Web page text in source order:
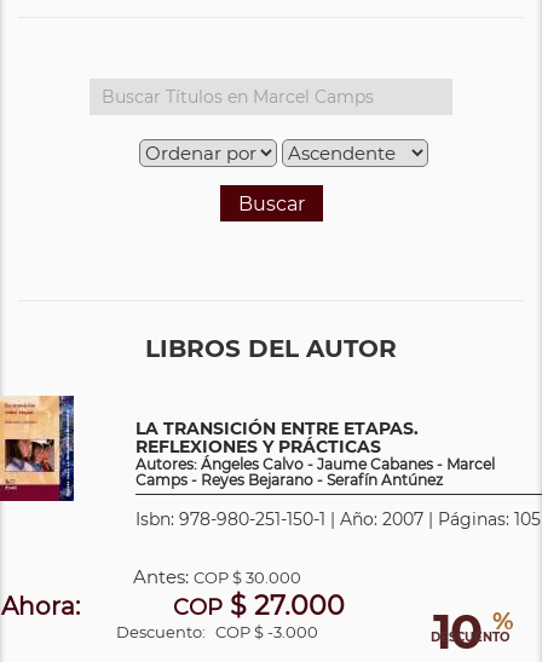
Buscar
LIBROS DEL AUTOR
LA TRANSICIÓN ENTRE ETAPAS.
REFLEXIONES Y PRÁCTICAS
Autores: Ángeles Calvo - Jaume Cabanes - Marcel
Camps - Reyes Bejarano - Serafín Antúnez
Isbn: 978-980-251-150-1 | Año: 2007 | Páginas: 105
10 %
DESCUENTO
Antes: COP$ 30.000
Ahora: COP $ 27.000
Descuento: COP $ -3.000